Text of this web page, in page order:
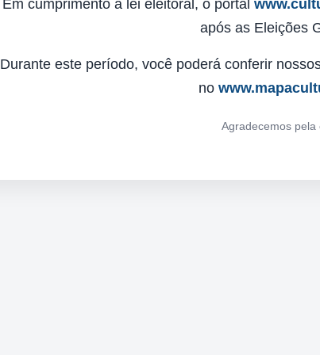
Em cumprimento à lei eleitoral, o portal
após as Eleições
Durante este período, você poderá conferir
no
Agradecemos pela